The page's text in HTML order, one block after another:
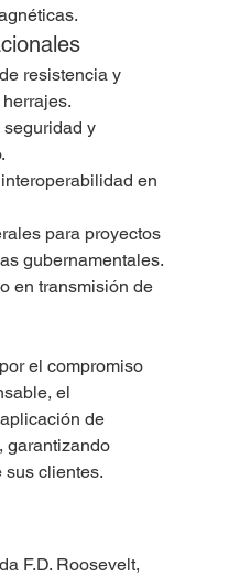
resistencia y
y
en
para proyectos
gubernamentales.
en transmisión de
el compromiso
el
de
garantizando
sus clientes.
F.D. Roosevelt,